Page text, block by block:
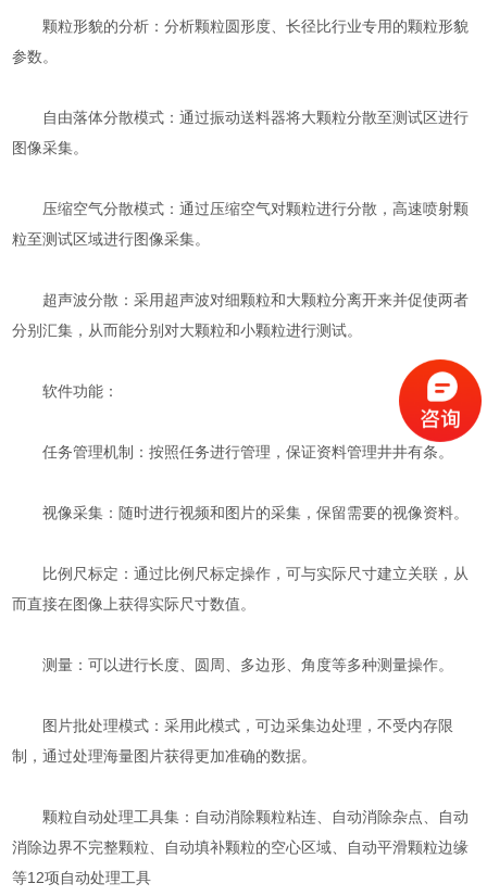
颗粒形貌的分析：分析颗粒圆形度、长径比行业专用的颗粒形貌
参数。
自由落体分散模式：通过振动送料器将大颗粒分散至测试区进行
图像采集。
压缩空气分散模式：通过压缩空气对颗粒进行分散，高速喷射颗
粒至测试区域进行图像采集。
超声波分散：采用超声波对细颗粒和大颗粒分离开来并促使两者
分别汇集，从而能分别对大颗粒和小颗粒进行测试。
软件功能：
任务管理机制：按照任务进行管理，保证资料管理井井有条。
视像采集：随时进行视频和图片的采集，保留需要的视像资料。
比例尺标定：通过比例尺标定操作，可与实际尺寸建立关联，从
而直接在图像上获得实际尺寸数值。
测量：可以进行长度、圆周、多边形、角度等多种测量操作。
图片批处理模式：采用此模式，可边采集边处理，不受内存限
制，通过处理海量图片获得更加准确的数据。
颗粒自动处理工具集：自动消除颗粒粘连、自动消除杂点、自动
消除边界不完整颗粒、自动填补颗粒的空心区域、自动平滑颗粒边缘
等12项自动处理工具